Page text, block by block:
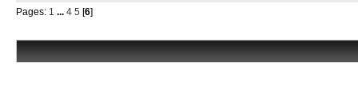
Pages: 1 ... 4 5 [6]